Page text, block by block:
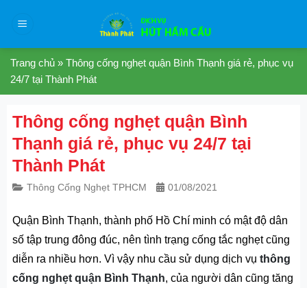
Trang chủ » Thông cống nghẹt quận Bình Thạnh giá rẻ, phục vụ
24/7 tại Thành Phát
Thông cống nghẹt quận Bình
Thạnh giá rẻ, phục vụ 24/7 tại
Thành Phát
Thông Cống Nghẹt TPHCM 01/08/2021
Quận Bình Thạnh, thành phố Hồ Chí minh có mật độ dân
số tập trung đông đúc, nên tình trạng cống tắc nghẹt cũng
diễn ra nhiều hơn. Vì vậy nhu cầu sử dụng dịch vụ thông
cống nghẹt quận Bình Thạnh, của người dân cũng tăng